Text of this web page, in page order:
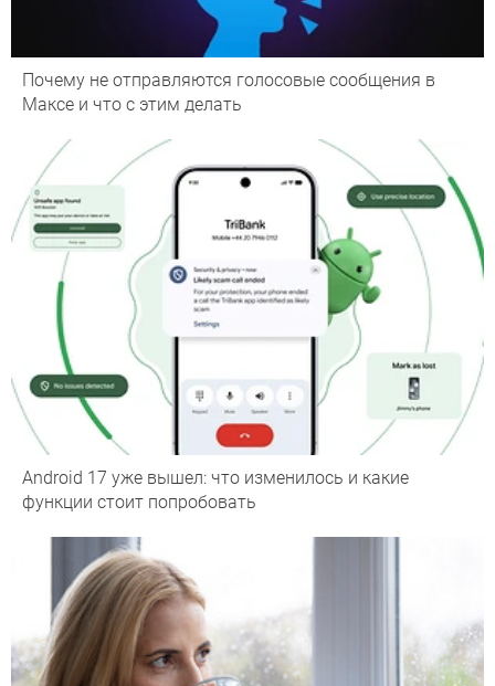
Почему не отправляются голосовые сообщения в
Максе и что с этим делать
Android 17 уже вышел: что изменилось и какие
функции стоит попробовать